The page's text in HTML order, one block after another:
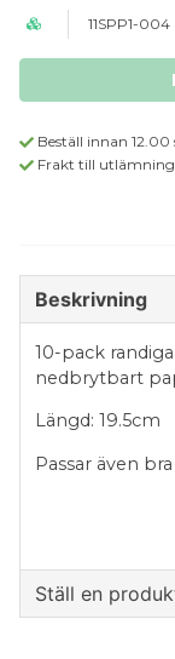
11SPP1-004
Beställ innan 12.00
Frakt till
Beskrivning
10-pack
nedbrytbart
Längd: 19.5cm
Passar även
Ställ en